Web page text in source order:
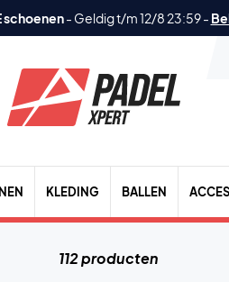
schoenen- Geldig t/m 12/8 23:59-
KLEDING BALLEN
112 producten